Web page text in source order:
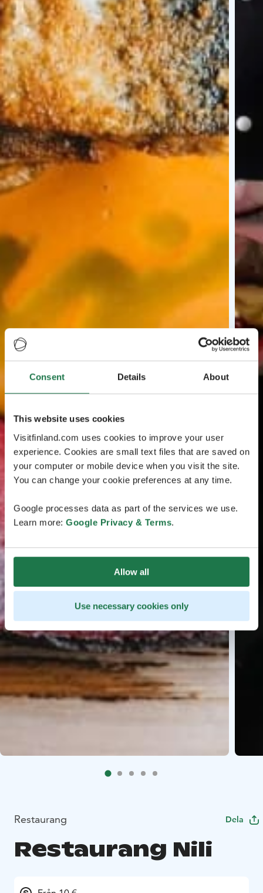
Consent Details About
This website uses cookies
Visitfinland.com uses cookies to improve your user
experience. Cookies are small text files that are saved on
your computer or mobile device when you visit the site.
You can change your cookie preferences at any time.
Google processes data as part of the services we use.
Learn more: Google Privacy & Terms.
Allow all
Use necessary cookies only
Restaurang Dela
Restaurang Nili